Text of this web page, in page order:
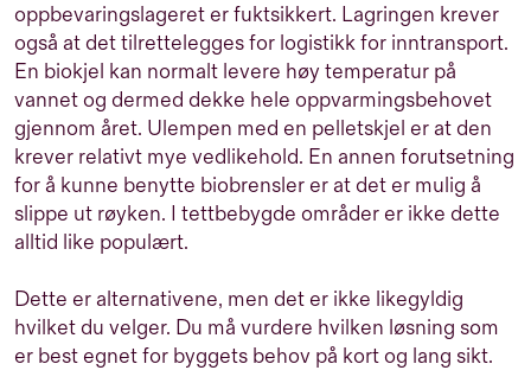
oppbevaringslageret er fuktsikkert. Lagringen krever
også at det tilrettelegges for logistikk for inntransport.
En biokjel kan normalt levere høy temperatur på
vannet og dermed dekke hele oppvarmingsbehovet
gjennom året. Ulempen med en pelletskjel er at den
krever relativt mye vedlikehold. En annen forutsetning
for å kunne benytte biobrensler er at det er mulig å
slippe ut røyken. I tettbebygde områder er ikke dette
alltid like populært.
Dette er alternativene, men det er ikke likegyldig
hvilket du velger. Du må vurdere hvilken løsning som
er best egnet for byggets behov på kort og lang sikt.